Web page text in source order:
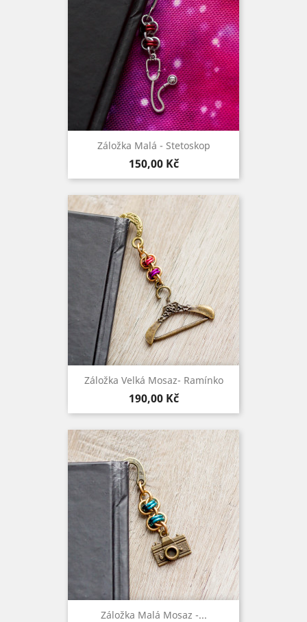
Záložka Malá - Stetoskop
Cena
150,00 Kč
Záložka Velká Mosaz- Ramínko
Cena
190,00 Kč
Záložka Malá Mosaz -...